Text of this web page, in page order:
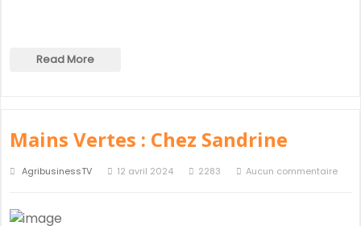
Read More
Mains Vertes : Chez Sandrine
AgribusinessTV 12 avril 2024 2283 Aucun commentaire